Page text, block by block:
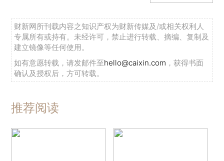
财新网所刊载内容之知识产权为财新传媒及/或相关权利人
专属所有或持有。未经许可，禁止进行转载、摘编、复制及
建立镜像等任何使用。
如有意愿转载，请发邮件至hello@caixin.com ，获得书面
确认及授权后，方可转载。
推荐阅读